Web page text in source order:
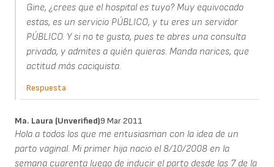
Gine, ¿crees que el hospital es tuyo? Muy equivocado
estas, es un servicio PÚBLICO, y tu eres un servidor
PÚBLICO. Y si no te gusta, pues te abres una consulta
privada, y admites a quién quieras. Manda narices, que
actitud más caciquista.
Respuesta
Ma. Laura (unverified)9 Mar 2011
Hola a todos los que me entusiasman con la idea de un
parto vaginal. Mi primer hija nacio el 8/10/2008 en la
semana cuarenta luego de inducir el parto desde las 7 de la